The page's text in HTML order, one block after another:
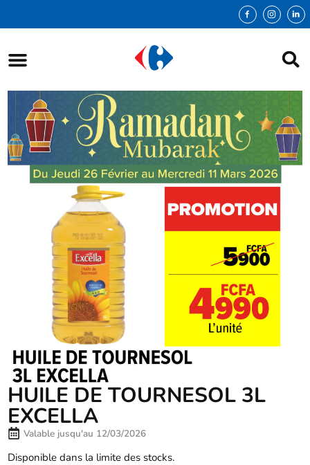
HUILE DE TOURNESOL 3L
EXCELLA
Valable jusqu'au 12/03/2026
Disponible dans la limite des stocks.